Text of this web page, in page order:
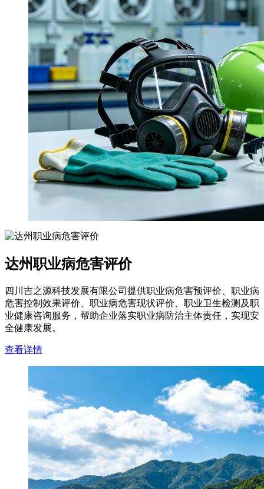
达州职业病危害评价
四川吉之源科技发展有限公司提供职业病危害预评价、职业病
危害控制效果评价、职业病危害现状评价、职业卫生检测及职
业健康咨询服务，帮助企业落实职业病防治主体责任，实现安
全健康发展。
查看详情